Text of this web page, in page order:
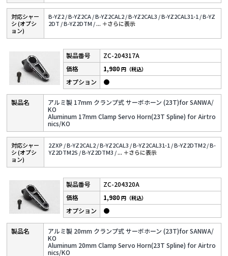
対応シャー
シ (オプシ
ョン)
B-YZ2 /B-YZ2CA /B-YZ2CAL2 /B-YZ2CAL3 /B-YZ2CAL31-1 /B-YZ
2DT /B-YZ2DTM /... ＋さらに表⽰
ZC-204317A
アルミ製 17mm クランプ式 サーボホーン (23T)for SANWA/
KO
Aluminum 17mm Clamp Servo Horn(23T Spline) for Airtro
nics/KO
1,980円（税込）
●
対応シャー
シ (オプシ
ョン)
2ZXP /B-YZ2CAL2 /B-YZ2CAL3 /B-YZ2CAL31-1 /B-YZ2DTM2 /B-
YZ2DTM2S /B-YZ2DTM3 /... ＋さらに表⽰
ZC-204320A
アルミ製 20mm クランプ式 サーボホーン (23T)for SANWA/
KO
Aluminum 20mm Clamp Servo Horn(23T Spline) for Airtro
nics/KO
1,980円（税込）
●